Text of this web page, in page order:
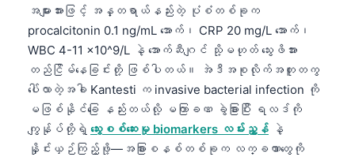
အများအားဖြင့် အန္တရာယ်နည်းတဲ့ ပုံစံတစ်ခုက
procalcitonin 0.1 ng/mL အောက်၊ CRP 20 mg/L အောက်၊
WBC 4-11 x10^9/L နဲ့ အောက်ဆီဂျင် သို့မဟုတ် သွေးဖိအား
တည်ငြိမ်နေခြင်းတို့ ဖြစ်ပါတယ်။ အဲဒီအစုလိုက်အတူတကွ
ပေါ်လာတဲ့အခါ Kantesti က invasive bacterial infection ကို
မဖြစ်နိုင်ခြေ နည်းတယ်လို့ မကြာခဏ ခွဲခြားပြီး ရလဒ်ကို
ကျွန်ုပ်တို့ရဲ့ သွေးစစ်ဆေးမှု biomarkers လမ်းညွှန် နဲ့
နှိုင်းယှဉ်ကြည့်ဖို့—အခြားစနစ်တစ်ခုက လက္ခဏာတွေကို
ગુજરાતી
ಕನ್ನಡ
മലയാളം
Bahasa Melayu
Tiếng Việt
Tagalog